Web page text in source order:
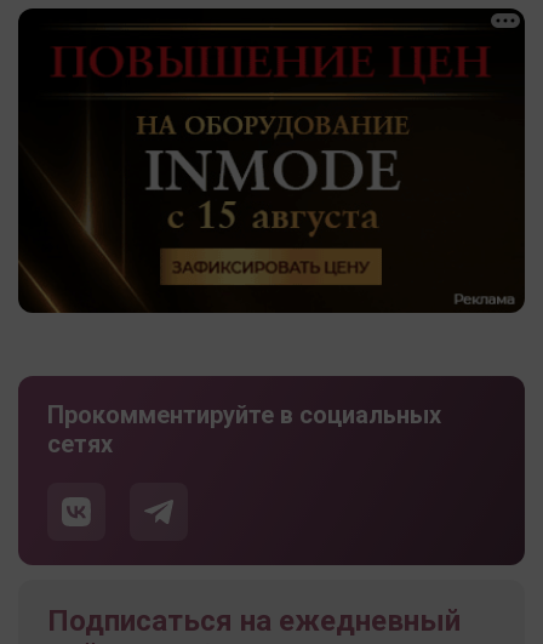
Прокомментируйте в социальных
сетях
Подписаться на ежедневный